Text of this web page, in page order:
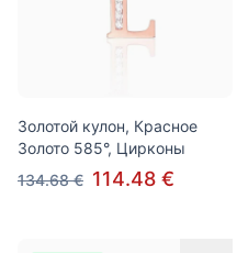
Золотой кулон, Красное
Золото 585°, Цирконы
134.68 € 114.48 €